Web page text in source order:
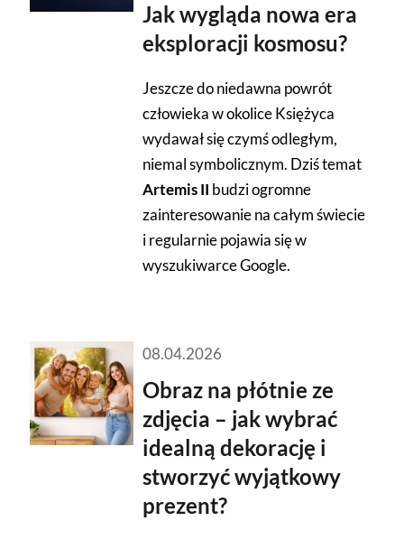
Jak wygląda nowa era
eksploracji kosmosu?
Jeszcze do niedawna powrót
człowieka w okolice Księżyca
wydawał się czymś odległym,
niemal symbolicznym. Dziś temat
Artemis II budzi ogromne
zainteresowanie na całym świecie
i regularnie pojawia się w
wyszukiwarce Google.
08.04.2026
Obraz na płótnie ze
zdjęcia – jak wybrać
idealną dekorację i
stworzyć wyjątkowy
prezent?